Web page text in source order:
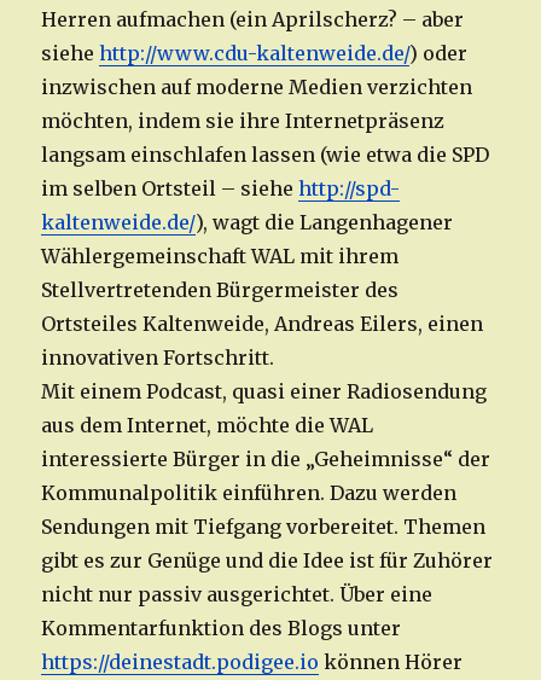
Herren aufmachen (ein Aprilscherz? – aber
siehehttp://www.cdu-kaltenweide.de/) oder
inzwischen auf moderne Medien verzichten
möchten, indem sie ihre Internetpräsenz
langsam einschlafen lassen (wie etwa die SPD
im selben Ortsteil – siehehttp://spd-
kaltenweide.de/), wagt die Langenhagener
Wählergemeinschaft WAL mit ihrem
Stellvertretenden Bürgermeister des
Ortsteiles Kaltenweide, Andreas Eilers, einen
innovativen Fortschritt.
Mit einem Podcast, quasi einer Radiosendung
aus dem Internet, möchte die WAL
interessierte Bürger in die „Geheimnisse“ der
Kommunalpolitik einführen. Dazu werden
Sendungen mit Tiefgang vorbereitet. Themen
gibt es zur Genüge und die Idee ist für Zuhörer
nicht nur passiv ausgerichtet. Über eine
Kommentarfunktion des Blogs unter
https://deinestadt.podigee.io können Hörer